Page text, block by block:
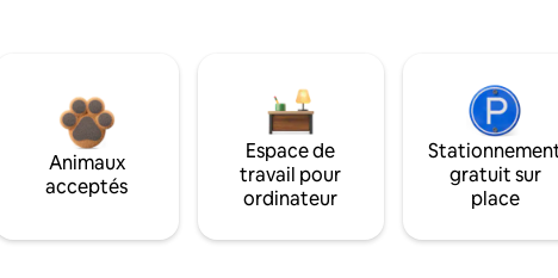
Animaux
acceptés
Espace de
travail pour
ordinateur
gratuit sur
place